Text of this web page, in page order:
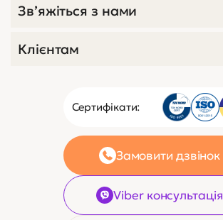
Сертифікати:
Замовити дзвінок
Viber консультація
Зв’яжіться з нами
Клієнтам